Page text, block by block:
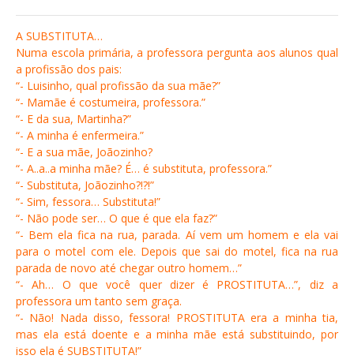
A SUBSTITUTA…
Numa escola primária, a professora pergunta aos alunos qual
a profissão dos pais:
“- Luisinho, qual profissão da sua mãe?”
“- Mamãe é costumeira, professora.”
“- E da sua, Martinha?”
“- A minha é enfermeira.”
“- E a sua mãe, Joãozinho?
“- A..a..a minha mãe? É… é substituta, professora.”
“- Substituta, Joãozinho?!?!”
“- Sim, fessora… Substituta!”
“- Não pode ser… O que é que ela faz?”
“- Bem ela fica na rua, parada. Aí vem um homem e ela vai
para o motel com ele. Depois que sai do motel, fica na rua
parada de novo até chegar outro homem…”
“- Ah… O que você quer dizer é PROSTITUTA…”, diz a
professora um tanto sem graça.
“- Não! Nada disso, fessora! PROSTITUTA era a minha tia,
mas ela está doente e a minha mãe está substituindo, por
isso ela é SUBSTITUTA!”